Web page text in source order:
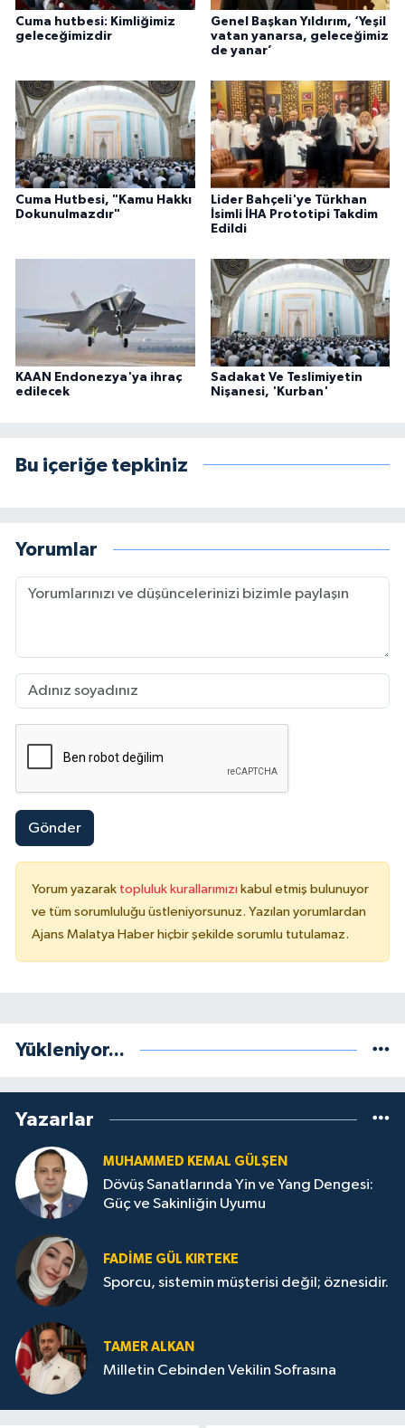
Cuma hutbesi: Kimliğimiz
geleceğimizdir
Genel Başkan Yıldırım, ‘Yeşil
vatan yanarsa, geleceğimiz
de yanar’
Cuma Hutbesi, "Kamu Hakkı
Dokunulmazdır"
Lider Bahçeli'ye Türkhan
İsimli İHA Prototipi Takdim
Edildi
KAAN Endonezya'ya ihraç
edilecek
Sadakat Ve Teslimiyetin
Nişanesi, 'Kurban'
Bu içeriğe tepkiniz
Yorumlar
Gönder
Yorum yazarak topluluk kurallarımızı kabul etmiş bulunuyor
ve tüm sorumluluğu üstleniyorsunuz. Yazılan yorumlardan
Ajans Malatya Haber hiçbir şekilde sorumlu tutulamaz.
Yükleniyor...
Yazarlar
MUHAMMED KEMAL GÜLŞEN
Dövüş Sanatlarında Yin ve Yang Dengesi:
Güç ve Sakinliğin Uyumu
FADIME GÜL KIRTEKE
Sporcu, sistemin müşterisi değil; öznesidir.
TAMER ALKAN
Milletin Cebinden Vekilin Sofrasına